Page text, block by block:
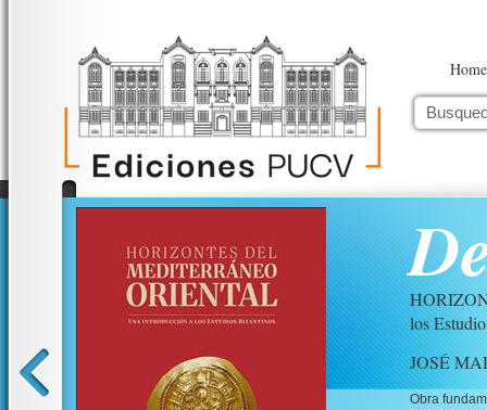
Home
los
JOSÉ
Obra